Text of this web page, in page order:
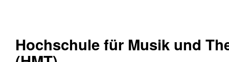
Hochschule für Musik und